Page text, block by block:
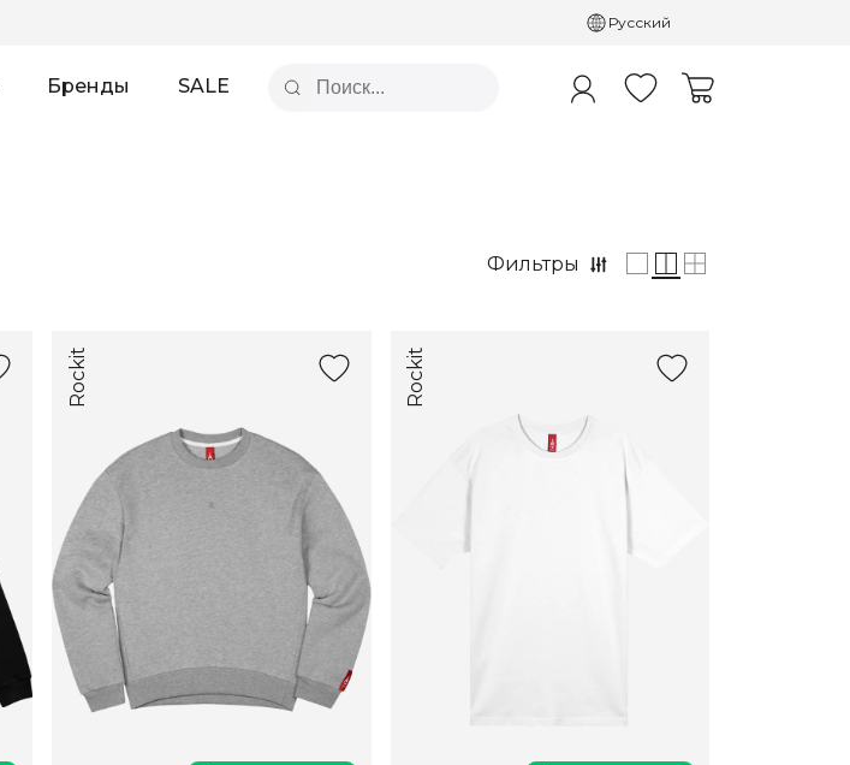
Русский
Бренды SALE
Фильтры
Rockit Rockit